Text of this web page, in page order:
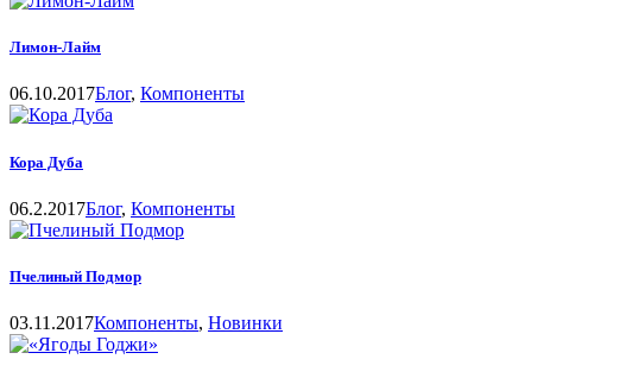
Лимон-Лайм
06.10.2017Блог, Компоненты
Кора Дуба
06.2.2017Блог, Компоненты
Пчелиный Подмор
03.11.2017Компоненты, Новинки